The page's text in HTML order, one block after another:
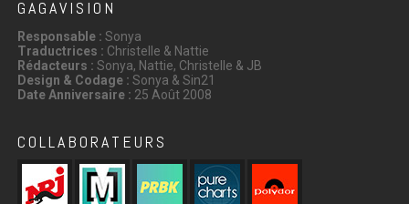
GAGAVISION
Responsable : Sonya
Traductrices : Christelle & Nattie
Rédacteurs : Sonya, Nattie, Christelle & JB
Design & Codage : Sonya & Sin21
Date Anniversaire : 25 Août 2008
COLLABORATEURS